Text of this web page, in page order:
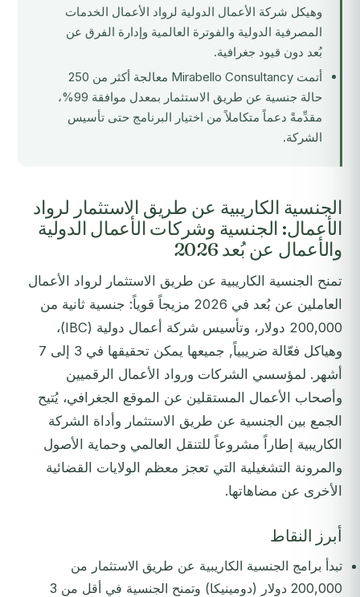
وهيكل شركة الأعمال الدولية لرواد الأعمال الخدمات
المصرفية الدولية والفوترة العالمية وإدارة الفرق عن
بُعد دون قيود جغرافية.
أتمت Mirabello Consultancy معالجة أكثر من 250
حالة جنسية عن طريق الاستثمار بمعدل موافقة 99%،
مقدِّمةً دعماً متكاملاً من اختيار البرنامج حتى تأسيس
الشركة.
الجنسية الكاريبية عن طريق الاستثمار لرواد
الأعمال: الجنسية وشركات الأعمال الدولية
والأعمال عن بُعد 2026
تمنح الجنسية الكاريبية عن طريق الاستثمار لرواد الأعمال
العاملين عن بُعد في 2026 مزيجاً قوياً: جنسية ثانية من
200,000 دولار، وتأسيس شركة أعمال دولية (IBC)،
وهياكل فعّالة ضريبياً, جميعها يمكن تحقيقها في 3 إلى 7
أشهر. لمؤسسي الشركات ورواد الأعمال الرقميين
وأصحاب الأعمال المستقلين عن الموقع الجغرافي، يُتيح
الجمع بين الجنسية عن طريق الاستثمار وأداة الشركة
الكاريبية إطاراً مشروعاً للتنقل العالمي وحماية الأصول
والمرونة التشغيلية التي تعجز معظم الولايات القضائية
الأخرى عن مضاهاتها.
أبرز النقاط
تبدأ برامج الجنسية الكاريبية عن طريق الاستثمار من
200,000 دولار (دومينيكا) وتمنح الجنسية في أقل من 3